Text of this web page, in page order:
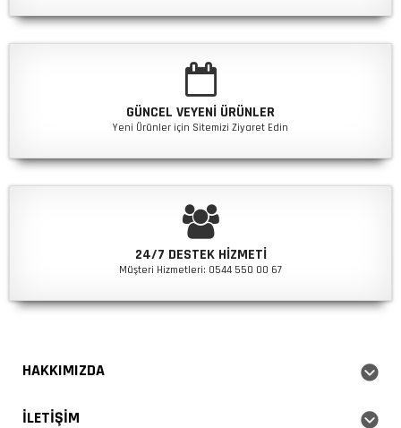
GÜNCEL VEYENI ÜRÜNLER
Yeni Ürünler için Sitemizi Ziyaret Edin
24/7 DESTEK HIZMETI
Müşteri Hizmetleri: 0544 550 00 67
HAKKIMIZDA
İLETIŞIM